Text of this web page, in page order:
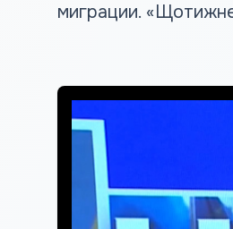
миграции.